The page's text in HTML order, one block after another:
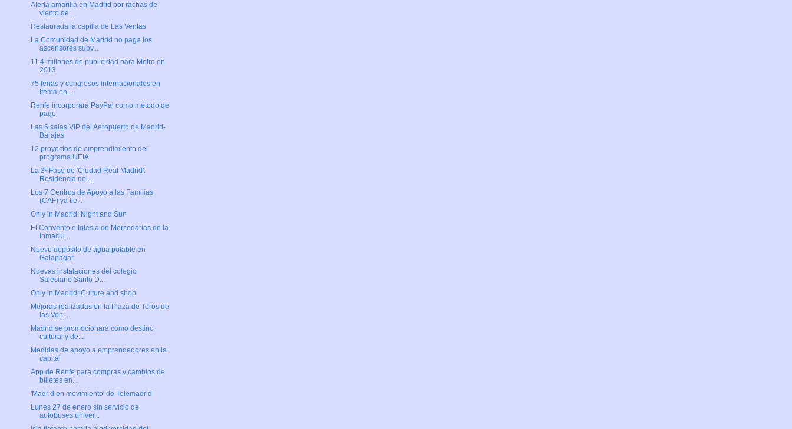
Alerta amarilla en Madrid por rachas de
viento de ...
Restaurada la capilla de Las Ventas
La Comunidad de Madrid no paga los
ascensores subv...
11,4 millones de publicidad para Metro en
2013
75 ferias y congresos internacionales en
Ifema en ...
Renfe incorporará PayPal como método de
pago
Las 6 salas VIP del Aeropuerto de Madrid-
Barajas
12 proyectos de emprendimiento del
programa UEIA
La 3ª Fase de 'Ciudad Real Madrid':
Residencia del...
Los 7 Centros de Apoyo a las Familias
(CAF) ya tie...
Only in Madrid: Night and Sun
El Convento e Iglesia de Mercedarias de la
Inmacul...
Nuevo depósito de agua potable en
Galapagar
Nuevas instalaciones del colegio
Salesiano Santo D...
Only in Madrid: Culture and shop
Mejoras realizadas en la Plaza de Toros de
las Ven...
Madrid se promocionará como destino
cultural y de...
Medidas de apoyo a emprendedores en la
capital
App de Renfe para compras y cambios de
billetes en...
'Madrid en movimiento' de Telemadrid
Lunes 27 de enero sin servicio de
autobuses univer...